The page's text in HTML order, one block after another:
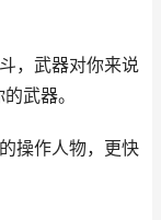
，武器对你来说
武器。
操作人物，更快